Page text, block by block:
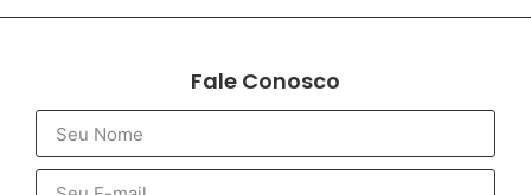
Fale Conosco